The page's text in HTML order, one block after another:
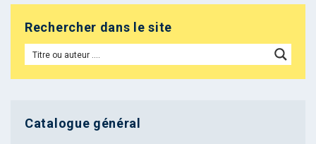
Rechercher dans le site
Catalogue général